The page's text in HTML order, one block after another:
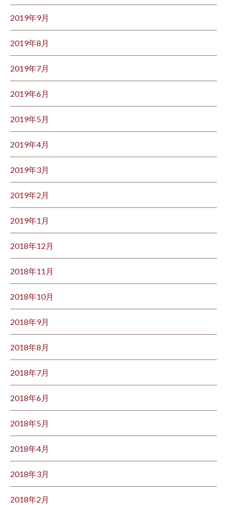
2019年9月
2019年8月
2019年7月
2019年6月
2019年5月
2019年4月
2019年3月
2019年2月
2019年1月
2018年12月
2018年11月
2018年10月
2018年9月
2018年8月
2018年7月
2018年6月
2018年5月
2018年4月
2018年3月
2018年2月